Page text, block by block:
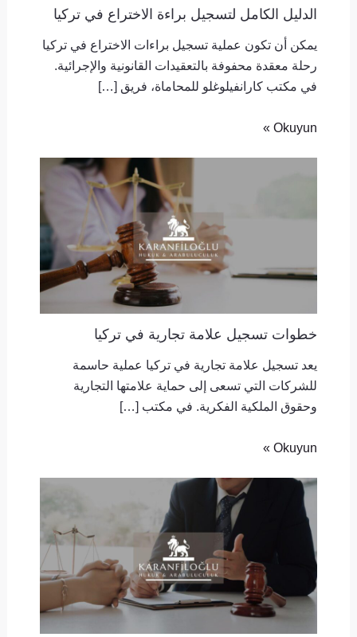
الدليل الكامل لتسجيل براءة الاختراع في تركيا
يمكن أن تكون عملية تسجيل براءات الاختراع في تركيا
رحلة معقدة محفوفة بالتعقيدات القانونية والإجرائية.
في مكتب كارانفيلوغلو للمحاماة، فريق […]
Okuyun »
خطوات تسجيل علامة تجارية في تركيا
يعد تسجيل علامة تجارية في تركيا عملية حاسمة
للشركات التي تسعى إلى حماية علامتها التجارية
وحقوق الملكية الفكرية. في مكتب […]
Okuyun »